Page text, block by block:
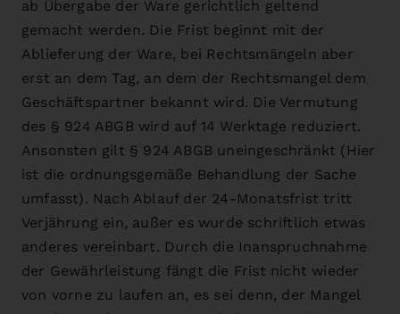
ab Übergabe der Ware gerichtlich geltend
gemacht werden. Die Frist beginnt mit der
Ablieferung der Ware, bei Rechtsmängeln aber
erst an dem Tag, an dem der Rechtsmangel dem
Geschäftspartner bekannt wird. Die Vermutung
des § 924 ABGB wird auf 14 Werktage reduziert.
Ansonsten gilt § 924 ABGB uneingeschränkt (Hier
ist die ordnungsgemäße Behandlung der Sache
umfasst). Nach Ablauf der 24-Monatsfrist tritt
Verjährung ein, außer es wurde schriftlich etwas
anderes vereinbart. Durch die Inanspruchnahme
der Gewährleistung fängt die Frist nicht wieder
von vorne zu laufen an, es sei denn, der Mangel